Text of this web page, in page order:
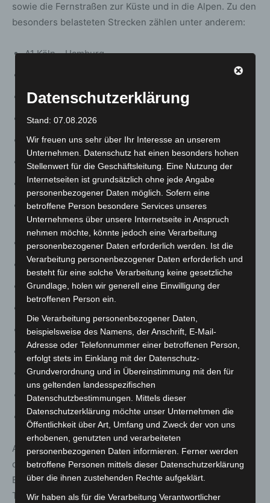
sowie die Fernstraßen zur Küste und in die Alpen. Zu den
besonders belasteten Strecken zählen unter anderem:
A1 Köln – Hamburg
A2 Berlin – Dortmund
A3 Köln – Nürnberg
A4 Görlitz – Chemnitz
A5 Heidelberg – Karlsruhe
A6 Heilbronn – Nürnberg
A7 Hamburg – Flensburg und Würzburg –
Füssen/Reutte
A8 Stuttgart – Salzburg
A9 München – Berlin
A10 Berliner Ring
A81 Heilbronn – Singen
A93 Inntaldreieck – Kufstein
A95/B2 München – Garmisch-Partenkirchen
A96 München – Lindau
A99 Autobahnring München
Auch im benachbarten Ausland, etwa in Österreich und
der Schweiz, ist Christi Himmelfahrt ein Feiertag.
Entsprechend ist dort – vor allem auf den Ausflugs- und
Transitstrecken – mit erhöhtem Verkehrsaufkommen zu
Datenschutzerklärung
Stand: 07.08.2026
Wir freuen uns sehr über Ihr Interesse an unserem
Unternehmen. Datenschutz hat einen besonders hohen
Stellenwert für die Geschäftsleitung. Eine Nutzung der
Internetseiten ist grundsätzlich ohne jede Angabe
personenbezogener Daten möglich. Sofern eine
betroffene Person besondere Services unseres
Unternehmens über unsere Internetseite in Anspruch
nehmen möchte, könnte jedoch eine Verarbeitung
personenbezogener Daten erforderlich werden. Ist die
Verarbeitung personenbezogener Daten erforderlich und
besteht für eine solche Verarbeitung keine gesetzliche
Grundlage, holen wir generell eine Einwilligung der
betroffenen Person ein.
Die Verarbeitung personenbezogener Daten,
beispielsweise des Namens, der Anschrift, E-Mail-
Adresse oder Telefonnummer einer betroffenen Person,
erfolgt stets im Einklang mit der Datenschutz-
Grundverordnung und in Übereinstimmung mit den für
uns geltenden landesspezifischen
Datenschutzbestimmungen. Mittels dieser
Datenschutzerklärung möchte unser Unternehmen die
Öffentlichkeit über Art, Umfang und Zweck der von uns
erhobenen, genutzten und verarbeiteten
personenbezogenen Daten informieren. Ferner werden
betroffene Personen mittels dieser Datenschutzerklärung
über die ihnen zustehenden Rechte aufgeklärt.
Wir haben als für die Verarbeitung Verantwortlicher